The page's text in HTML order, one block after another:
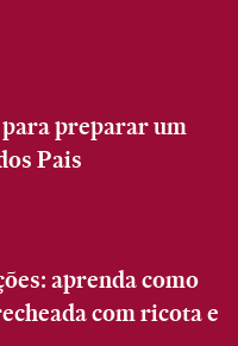
preparar um
Pais
aprenda como
com ricota e